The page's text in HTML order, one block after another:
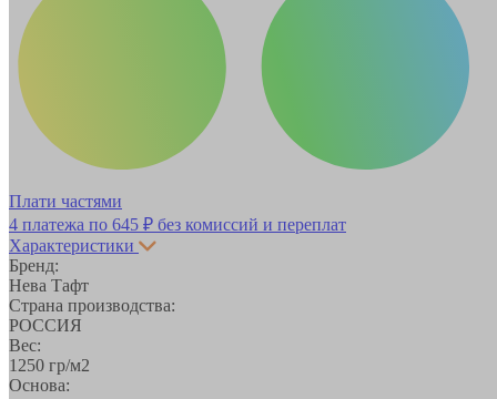
Плати частями
4 платежа по 645 ₽ без комиссий и переплат
Характеристики
Бренд:
Нева Тафт
Страна производства:
РОССИЯ
Вес:
1250 гр/м2
Основа: